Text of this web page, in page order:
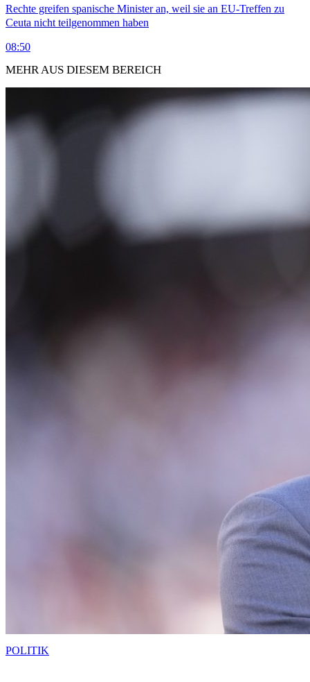
Rechte greifen spanische Minister an, weil sie an EU-Treffen zu
Ceuta nicht teilgenommen haben
08:50
MEHR AUS DIESEM BEREICH
POLITIK